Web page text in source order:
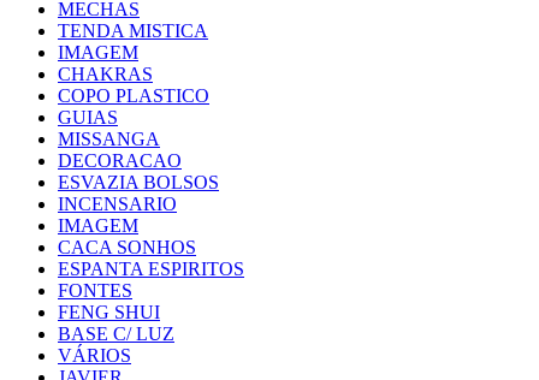
MECHAS
TENDA MISTICA
IMAGEM
CHAKRAS
COPO PLASTICO
GUIAS
MISSANGA
DECORACAO
ESVAZIA BOLSOS
INCENSARIO
IMAGEM
CACA SONHOS
ESPANTA ESPIRITOS
FONTES
FENG SHUI
BASE C/ LUZ
VÁRIOS